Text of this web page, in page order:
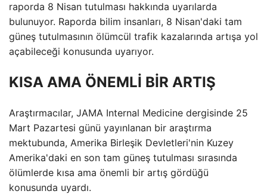
raporda 8 Nisan tutulması hakkında uyarılarda
bulunuyor. Raporda bilim insanları, 8 Nisan'daki tam
güneş tutulmasının ölümcül trafik kazalarında artışa yol
açabileceği konusunda uyarıyor.
KISA AMA ÖNEMLİ BİR ARTIŞ
Araştırmacılar, JAMA Internal Medicine dergisinde 25
Mart Pazartesi günü yayınlanan bir araştırma
mektubunda, Amerika Birleşik Devletleri'nin Kuzey
Amerika'daki en son tam güneş tutulması sırasında
ölümlerde kısa ama önemli bir artış gördüğü
konusunda uyardı.